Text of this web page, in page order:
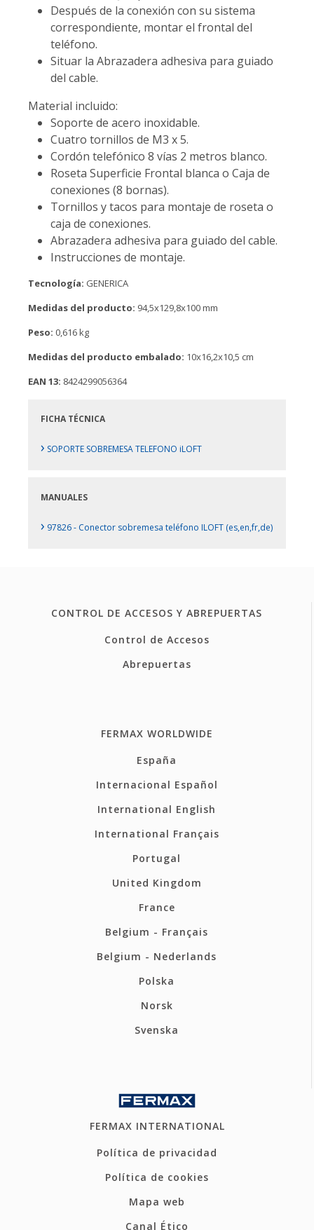
Después de la conexión con su sistema
correspondiente, montar el frontal del
teléfono.
Situar la Abrazadera adhesiva para guiado
del cable.
Material incluido:
Soporte de acero inoxidable.
Cuatro tornillos de M3 x 5.
Cordón telefónico 8 vías 2 metros blanco.
Roseta Superficie Frontal blanca o Caja de
conexiones (8 bornas).
Tornillos y tacos para montaje de roseta o
caja de conexiones.
Abrazadera adhesiva para guiado del cable.
Instrucciones de montaje.
Tecnología: GENERICA
Medidas del producto: 94,5x129,8x100 mm
Peso: 0,616 kg
Medidas del producto embalado: 10x16,2x10,5 cm
EAN 13: 8424299056364
FICHA TÉCNICA
› SOPORTE SOBREMESA TELEFONO iLOFT
MANUALES
› 97826 - Conector sobremesa teléfono ILOFT (es,en,fr,de)
CONTROL DE ACCESOS Y ABREPUERTAS
Control de Accesos
Abrepuertas
FERMAX WORLDWIDE
España
Internacional Español
International English
International Français
Portugal
United Kingdom
France
Belgium - Français
Belgium - Nederlands
Polska
Norsk
Svenska
FERMAX INTERNATIONAL
Política de privacidad
Política de cookies
Mapa web
Canal Ético